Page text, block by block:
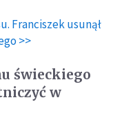
Franciszek usunął
>>
świeckiego
w